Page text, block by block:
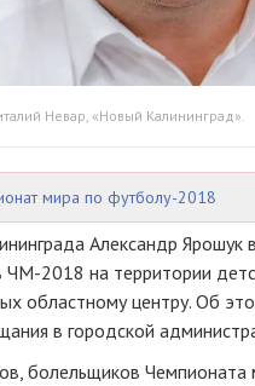
Невар, «Новый Калининград».
мира по футболу-2018
Александр Ярошук
ЧМ-2018 на территории
областному центру. Об
в городской
болельщиков Чемпионата